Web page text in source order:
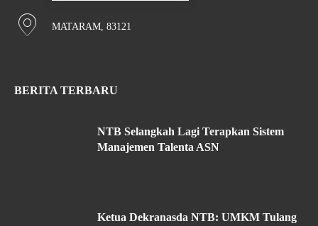
MATARAM, 83121
BERITA TERBARU
NTB Selangkah Lagi Terapkan Sistem
Manajemen Talenta ASN
Ketua Dekranasda NTB: UMKM Tulang